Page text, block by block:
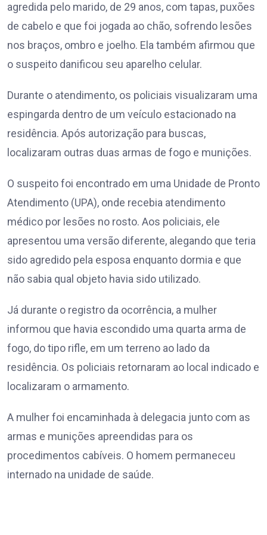
agredida pelo marido, de 29 anos, com tapas, puxões
de cabelo e que foi jogada ao chão, sofrendo lesões
nos braços, ombro e joelho. Ela também afirmou que
o suspeito danificou seu aparelho celular.
Durante o atendimento, os policiais visualizaram uma
espingarda dentro de um veículo estacionado na
residência. Após autorização para buscas,
localizaram outras duas armas de fogo e munições.
O suspeito foi encontrado em uma Unidade de Pronto
Atendimento (UPA), onde recebia atendimento
médico por lesões no rosto. Aos policiais, ele
apresentou uma versão diferente, alegando que teria
sido agredido pela esposa enquanto dormia e que
não sabia qual objeto havia sido utilizado.
Já durante o registro da ocorrência, a mulher
informou que havia escondido uma quarta arma de
fogo, do tipo rifle, em um terreno ao lado da
residência. Os policiais retornaram ao local indicado e
localizaram o armamento.
A mulher foi encaminhada à delegacia junto com as
armas e munições apreendidas para os
procedimentos cabíveis. O homem permaneceu
internado na unidade de saúde.